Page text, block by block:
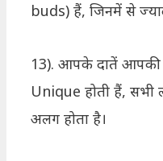
buds) हैं, जिनमें से
13). आपके दातें
Unique होती हैं, सभी
अलग होता है।